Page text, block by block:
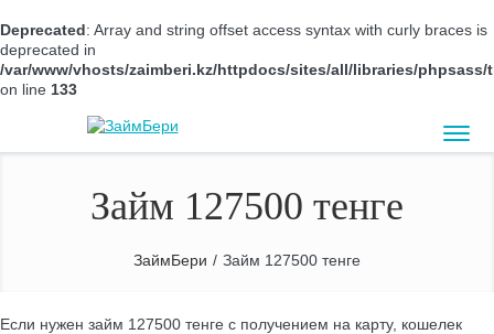
Deprecated: Array and string offset access syntax with curly braces is
deprecated in
/var/www/vhosts/zaimberi.kz/httpdocs/sites/all/libraries/phpsass/
on line 133
Займ 127500 тенге
ЗаймБери / Займ 127500 тенге
Если нужен займ 127500 тенге с получением на карту, кошелек